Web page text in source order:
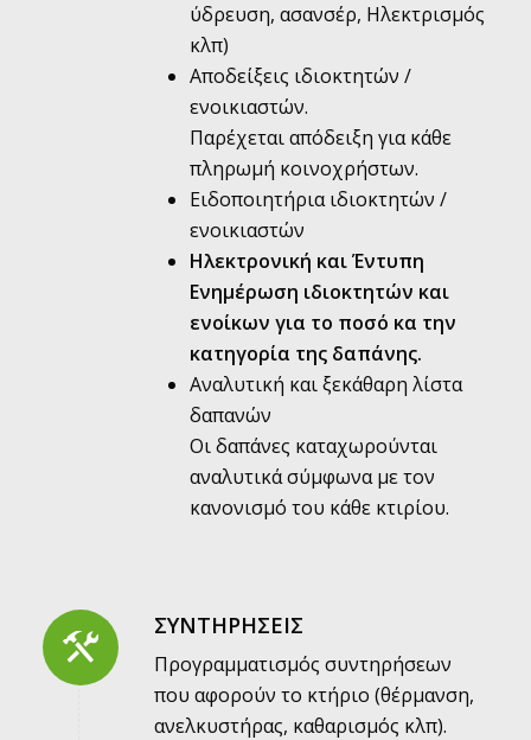
ύδρευση, ασανσέρ, Ηλεκτρισμός
κλπ)
Αποδείξεις ιδιοκτητών /
ενοικιαστών.
Παρέχεται απόδειξη για κάθε
πληρωμή κοινοχρήστων.
Ειδοποιητήρια ιδιοκτητών /
ενοικιαστών
Ηλεκτρονική και Έντυπη
Ενημέρωση ιδιοκτητών και
ενοίκων για το ποσό κα την
κατηγορία της δαπάνης.
Αναλυτική και ξεκάθαρη λίστα
δαπανών
Οι δαπάνες καταχωρούνται
αναλυτικά σύμφωνα με τον
κανονισμό του κάθε κτιρίου.
ΣΥΝΤΗΡΗΣΕΙΣ
Προγραμματισμός συντηρήσεων
που αφορούν το κτήριο (θέρμανση,
ανελκυστήρας, καθαρισμός κλπ).